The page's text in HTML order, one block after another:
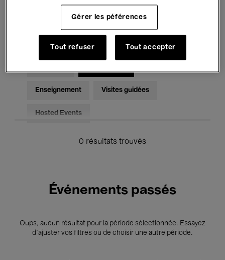
Musique classique Global Music
Enseignement Visites guidées
Hosted Events
0 résultats trouvés
Événements passés
Oups, aucun résultat pour la période sélectionnée. Essayez
d’ajuster vos filtres ou de choisir une autre période.
Gérer les péférences
Tout refuser Tout accepter